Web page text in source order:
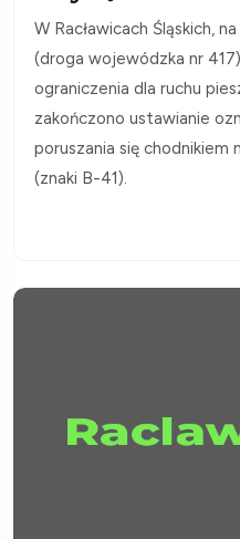
W Racławicach Śląskich,
(droga wojewódzka nr
ograniczenia dla ruchu
zakończono ustawianie
poruszania się chodnikiem
(znaki B-41).